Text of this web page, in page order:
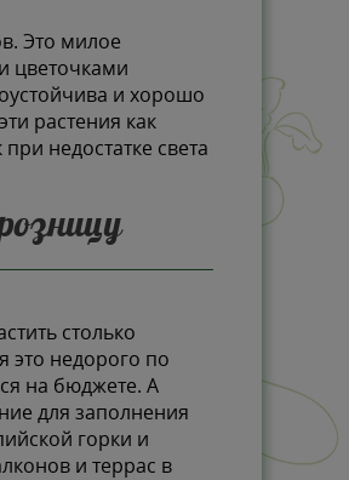
Это милое
цветочками
и хорошо
растения как
недостатке света
столько
это недорого по
на бюджете. А
для заполнения
горки и
и террас в